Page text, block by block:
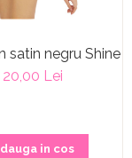
satin negru Shine
20,00 Lei
in cos